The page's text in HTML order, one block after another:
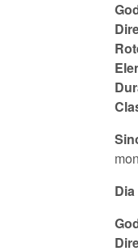
Dia